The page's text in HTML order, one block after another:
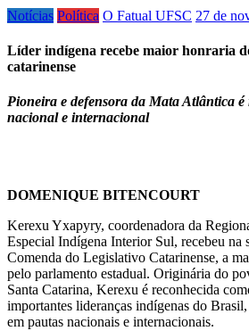
Notícias Política O Fatual UFSC 27 de
Líder indígena recebe maior honraria
catarinense
Pioneira e defensora da Mata Atlântica
nacional e internacional
DOMENIQUE BITENCOURT
Kerexu Yxapyry, coordenadora da
Especial Indígena Interior Sul, recebeu na
Comenda do Legislativo Catarinense, a
pelo parlamento estadual. Originária do
Santa Catarina, Kerexu é reconhecida
importantes lideranças indígenas do
em pautas nacionais e internacionais.